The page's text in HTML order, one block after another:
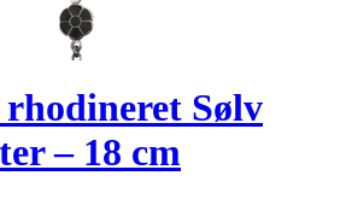
Sølv
– 18 cm